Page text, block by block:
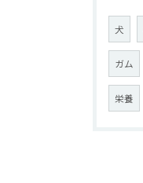
犬
ガム
栄養